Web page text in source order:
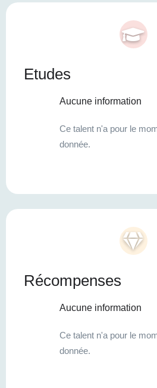
Etudes
Aucune information
Ce talent n'a pour le
donnée.
Récompenses
Aucune information
Ce talent n'a pour le
donnée.